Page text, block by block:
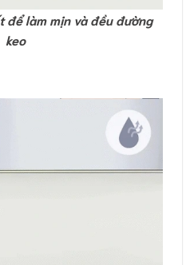
để làm mịn và đều đường
keo